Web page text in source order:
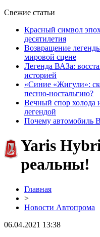
Свежие статьи
Красный символ
десятилетия
Возвращение
мировой сцене
Легенда ВАЗа:
историей
«Синие «Жигули»:
песню-ностальгию?
Вечный спор холода
легендой
Почему автомобиль
Yaris
реальны!
Главная
>
Новости Автопрома
06.04.2021 13:38